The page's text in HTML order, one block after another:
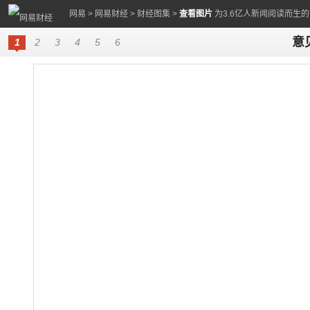
网易 > 网易财经 > 财经图集 > 查看图片 为3.6亿人新闻阅读而生
1 2 3 4 5 6 意